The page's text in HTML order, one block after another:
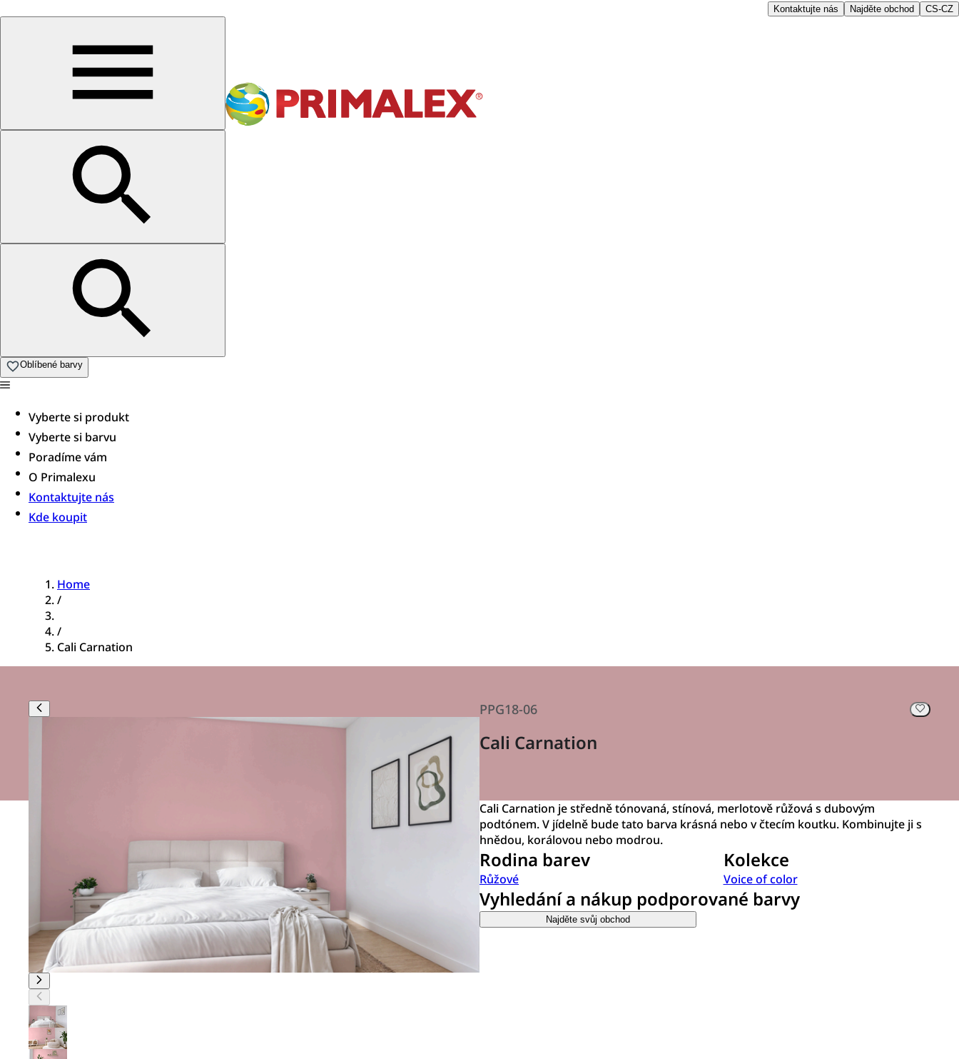
Kontaktujte nás Najděte obchod CS-CZ
Oblíbené barvy
Vyberte si produkt
Vyberte si barvu
Poradíme vám​
O Primalexu
Kontaktujte nás
Kde koupit
Home
/
/
Cali Carnation
PPG18-06
Cali Carnation
Cali Carnation je středně tónovaná, stínová, merlotově růžová s dubovým
podtónem. V jídelně bude tato barva krásná nebo v čtecím koutku. Kombinujte ji s
hnědou, korálovou nebo modrou.
Rodina barev
Růžové
Kolekce
Voice of color
Vyhledání a nákup podporované barvy
Najděte svůj obchod